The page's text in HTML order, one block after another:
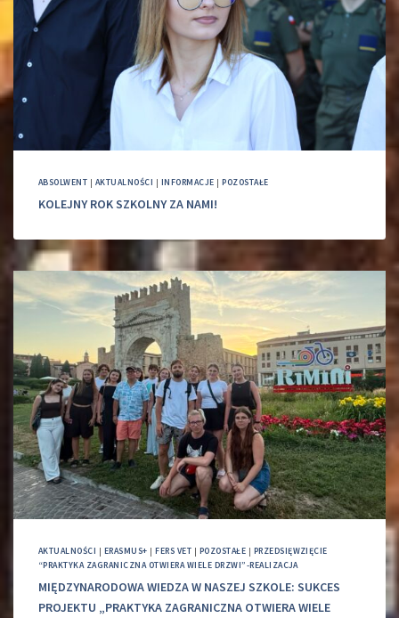
ABSOLWENT | AKTUALNOŚCI | INFORMACJE |POZOSTAŁE
KOLEJNY ROK SZKOLNY ZA NAMI!
AKTUALNOŚCI | ERASMUS+ |FERS VET | POZOSTAŁE | PRZEDSIĘWZIĘCIE
“PRAKTYKA ZAGRANICZNA OTWIERA WIELE DRZWI”-REALIZACJA
MIĘDZYNARODOWA WIEDZA W NASZEJ SZKOLE: SUKCES
PROJEKTU „PRAKTYKA ZAGRANICZNA OTWIERA WIELE